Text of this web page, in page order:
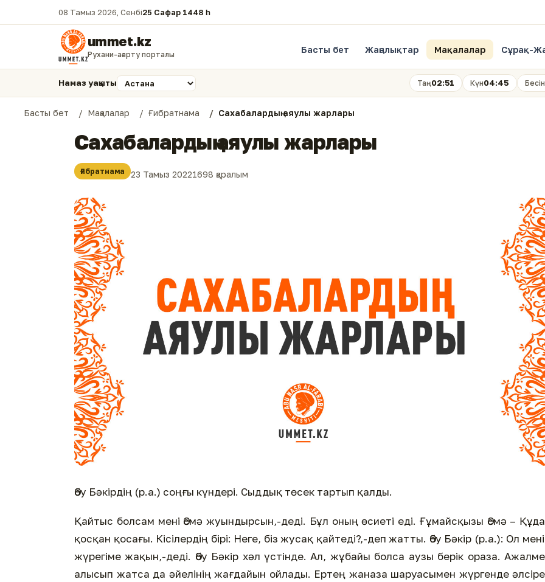
08 Тамыз 2026, Сенбі25 Сафар 1448 һ.
ummet.kz
Рухани-ағарту порталы Басты бет Жаңалықтар Мақалалар Сұрақ-
Намаз уақыты Таң02:51 Күн04:45 Бесін
Басты бет Мақалалар Ғибратнама Сахабалардың аяулы жарлары
Сахабалардың аяулы жарлары
Ғибратнама 23 Тамыз 20221698 қаралым
Әбу Бәкірдің (р.а.) соңғы күндері. Сыддық төсек тартып қалды.
Қайтыс болсам мені Әсмә жуындырсын,-деді. Бұл оның өсиеті еді. Ғұмайсқызы Әсмә –
қосқан қосағы. Кісілердің бірі: Неге, біз жусақ қайтеді?,-деп жатты. Әбу Бәкір (р.а.): Ол
жүрегіме жақын,-деді. Әбу Бәкір хәл үстінде. Ал, жұбайы болса аузы берік ораза.
алысып жатса да әйелінің жағдайын ойлады. Ертең жаназа шаруасымен жүргенде